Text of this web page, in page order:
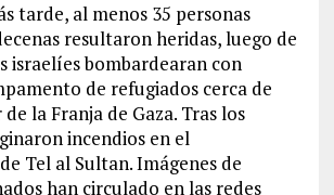
tarde, al menos 35 personas
resultaron heridas, luego de
israelíes bombardearan con
de refugiados cerca de
la Franja de Gaza. Tras los
incendios en el
Tel al Sultan. Imágenes de
han circulado en las redes